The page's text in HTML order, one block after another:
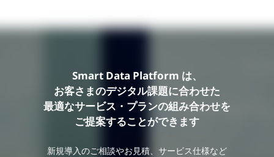
Smart Data Platform は、
お客さまのデジタル課題に合わせた
最適なサービス・プランの組み合わせを
ご提案することができます
新規導入のご相談やお見積、サービス仕様など